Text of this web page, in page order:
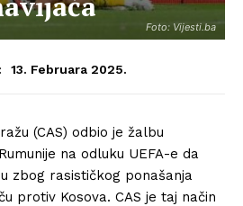
Foto: Vijesti.ba
13. Februara 2025.
(CAS) odbio je žalbu
na odluku UEFA-e da
zbog rasističkog ponašanja
protiv Kosova. CAS je taj način